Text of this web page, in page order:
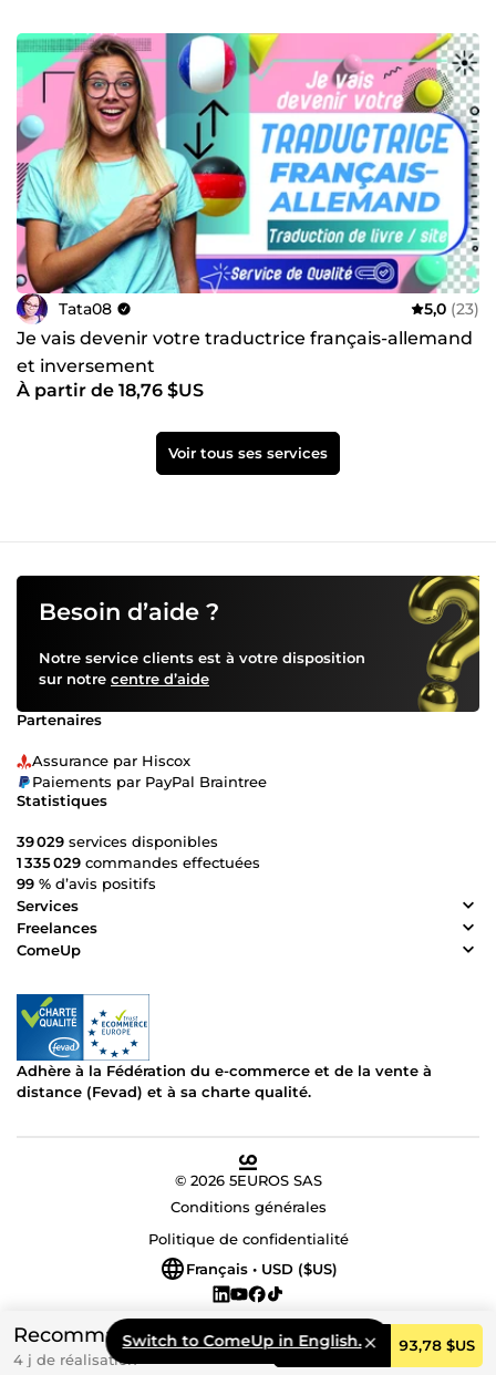
Recommandé
4 j de réalisation
Commander 93,78 $US
Tata08 5,0 (23)
Je vais devenir votre traductrice français-allemand
et inversement
À partir de 18,76 $US
Voir tous ses services
Switch to ComeUp in English.
Besoin d’aide ?
Notre service clients est à votre disposition
sur notre centre d’aide
Partenaires
Assurance par Hiscox
Paiements par PayPal Braintree
Statistiques
39 029 services disponibles
1 335 029 commandes effectuées
99 % d’avis positifs
Services
Freelances
ComeUp
Adhère à la Fédération du e-commerce et de la vente à
distance (Fevad) et à sa charte qualité.
© 2026 5EUROS SAS
Conditions générales
Politique de confidentialité
Français • USD ($US)